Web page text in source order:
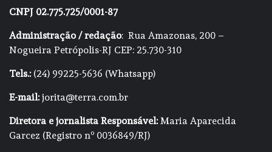
CNPJ 02.775.725/0001-87
Administração / redação: Rua Amazonas, 200 –
Nogueira Petrópolis-RJ CEP: 25.730-310
Tels.:(24) 99225-5636 (Whatsapp)
E-mail:jorita@terra.com.br
Diretora e jornalista Responsável:Maria Aparecida
Garcez (Registro nº 0036849/RJ)